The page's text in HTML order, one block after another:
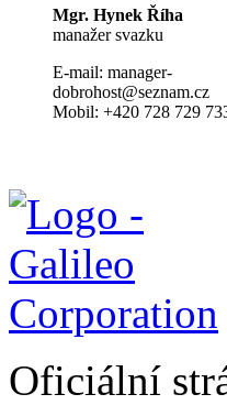
Mgr. Hynek Říha
manažer svazku
E-mail: manager-
dobrohost@seznam.cz
Mobil: +420 728 729
Oficiální